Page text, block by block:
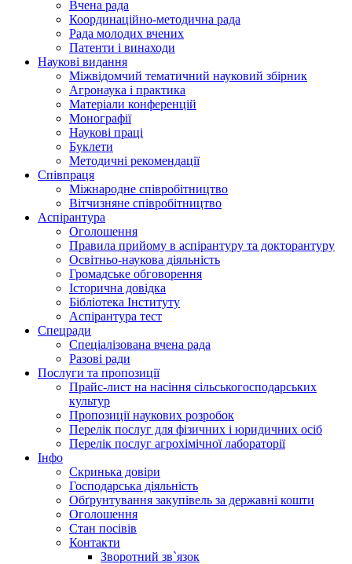
Вчена рада
Координаційно-методична рада
Рада молодих вчених
Патенти і винаходи
Наукові видання
Міжвідомчий тематичний науковий збірник
Агронаука і практика
Матеріали конференцій
Монографії
Наукові праці
Буклети
Методичні рекомендації
Співпраця
Міжнародне співробітництво
Вітчизняне співробітництво
Аспірантура
Оголошення
Правила прийому в аспірантуру та докторантуру
Освітньо-наукова діяльність
Громадське обговорення
Історична довідка
Бібліотека Інституту
Аспірантура тест
Спецради
Спеціалізована вчена рада
Разові ради
Послуги та пропозиції
Прайс-лист на насіння сільськогосподарських
культур
Пропозиції наукових розробок
Перелік послуг для фізичних і юридичних осіб
Перелік послуг агрохімічної лабораторії
Інфо
Скринька довіри
Господарська діяльність
Обґрунтування закупівель за державні кошти
Оголошення
Стан посівів
Контакти
Зворотний зв`язок